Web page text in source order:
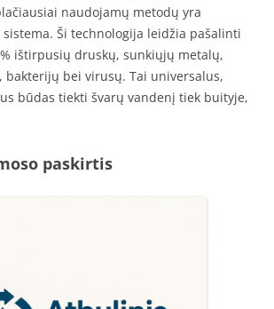
naudojamų metodų yra
Ši technologija leidžia pašalinti
ištirpusių druskų, sunkiųjų metalų,
bakterijų bei virusų. Tai universalus,
būdas tiekti švarų vandenį tiek buityje,
paskirtis